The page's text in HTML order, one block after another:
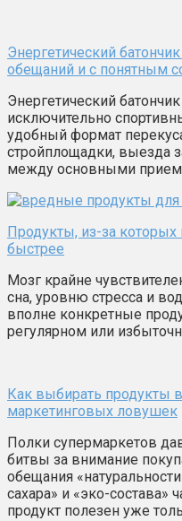
Энергетический
обещаний и с понятным
Энергетический
исключительно
удобный формат
стройплощадки, выезда
между основными
Продукты, из-за которых
быстрее
Мозг крайне
сна, уровню стресса и
вполне конкретные
регулярном или
Как выбирать продукты
маркетинговых ловушек
Полки супермаркетов
битвы за внимание
обещания
сахара» и «эко-состава»
продукт полезен уже